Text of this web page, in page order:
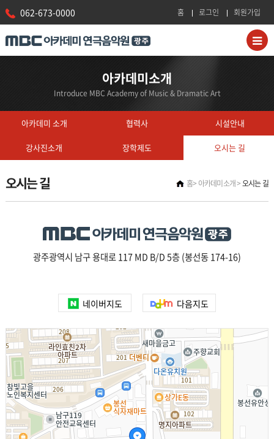
062-673-0000 홈 로그인 회원가입
아카데미소개
Introduce MBC Academy of Music & Dramatic Art
아카데미 소개 협력사 시설안내
강사진소개 장학제도 오시는 길
오시는 길 홈 아카데미소개 오시는 길
광주광역시 남구 용대로 117 MD B/D 5층 (봉선동 174-16)
네이버지도 다음지도